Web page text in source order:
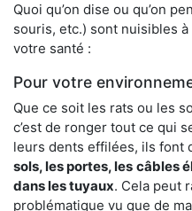
Quoi qu’on dise ou qu’on
souris, etc.) sont nuisibles
votre santé :
Pour votre
Que ce soit les rats ou les
c’est de ronger tout ce qui
leurs dents effilées, ils font
sols, les portes, les câbles
dans les tuyaux. Cela peut
problématique vu que de